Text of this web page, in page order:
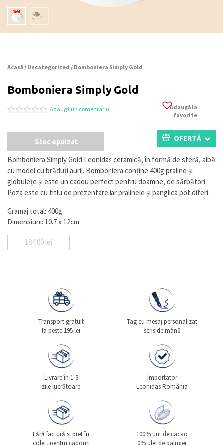
Acasă/ Uncategorized / Bomboniera Simply Gold
Bomboniera Simply Gold
5
pe
a
evaluări
de
la
Adaugă un comentariu
Adaugă la
favorite
Stoc epuizat OFERTĂ
Bomboniera Simply Gold Leonidas ceramică, în formă de sferă, albă
cu model cu brăduți aurii. Bomboniera conține 400g praline și
globulețe și este un cadou perfect pentru doamne, de sărbători.
Poza este cu titlu de prezentare iar pralinele și panglica pot diferi.
Gramaj total: 400g
Dimensiuni: 10.7 x 12cm
184.00 lei
Transport gratuit
la peste 195 lei
Tag cu mesaj personalizat
scris de mână
Livrare în 1-3
zile lucrătoare
Importator
Leonidas România
Fără factură si pret în
colet, pentru cadouri
100% unt de cacao
0% ulei de palmier